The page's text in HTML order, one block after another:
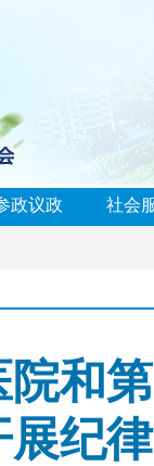
政议政 社会
和
展纪